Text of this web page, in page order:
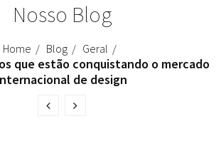
Nosso Blog
Home Blog Geral
que estão conquistando o mercado
de design